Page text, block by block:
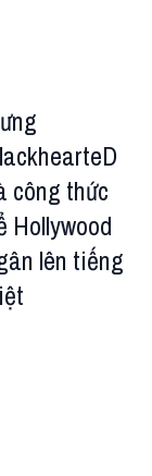
công thức
Hollywood
lên tiếng